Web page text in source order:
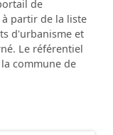
de
partir de la liste
d'urbanisme et
Le référentiel
commune de